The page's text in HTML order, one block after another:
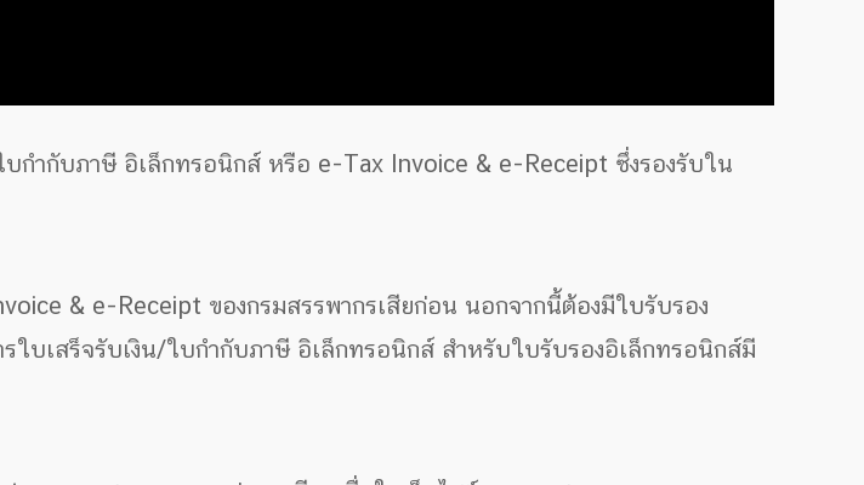
กำกับภาษี อิเล็กทรอนิกส์ หรือ e-Tax Invoice & e-Receipt ซึ่งรองรับใน
& e-Receipt ของกรมสรรพากรเสียก่อน นอกจากนี้ต้องมีใบรับรอง
บเสร็จรับเงิน/ใบกำกับภาษี อิเล็กทรอนิกส์ สำหรับใบรับรองอิเล็กทรอนิกส์มี